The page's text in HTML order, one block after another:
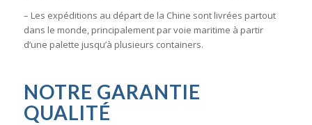
– Les expéditions au départ de la Chine sont livrées partout
dans le monde, principalement par voie maritime à partir
d’une palette jusqu’à plusieurs containers.
NOTRE GARANTIE
QUALITÉ